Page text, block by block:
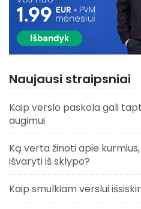
Naujausi straipsniai
Kaip verslo paskola gali
augimui
Ką verta žinoti apie
išvaryti iš sklypo?
Kaip smulkiam verslui